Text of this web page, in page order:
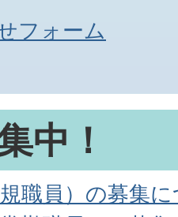
フォーム
中！
職員）の募集